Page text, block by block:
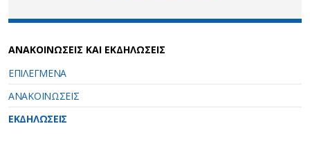
ΑΝΑΚΟΙΝΩΣΕΙΣ ΚΑΙ ΕΚΔΗΛΩΣΕΙΣ
ΕΠΙΛΕΓΜΕΝΑ
ΑΝΑΚΟΙΝΩΣΕΙΣ
ΕΚΔΗΛΩΣΕΙΣ